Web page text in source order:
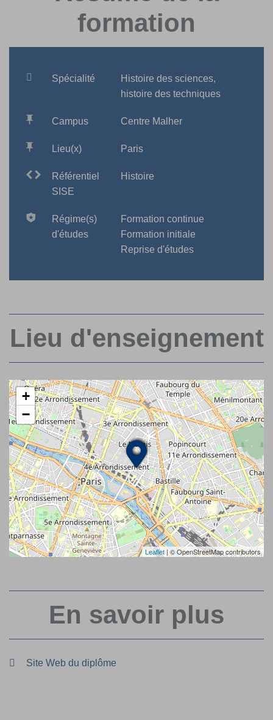
formation
Spécialité
Histoire des sciences,
histoire des techniques
Campus Centre Malher
Lieu(x) Paris
Référentiel
SISE
Histoire
Régime(s)
d'études
Formation continue
Formation initiale
Reprise d'études
Lieu d'enseignement
+
−
Leaflet| © OpenStreetMap contributors
En savoir plus
Site Web du diplôme